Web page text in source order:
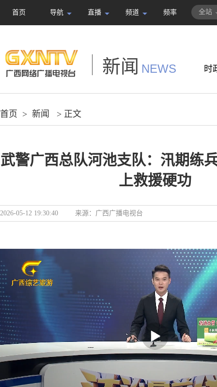
首页 导航 直播 频道 频率 全站
新闻 NEWS 时
首页 > 新闻 > 正文
武警广西总队河池支队：汛期练
上救援硬功
2026-05-12 19:30:40 来源： 广西广播电视台